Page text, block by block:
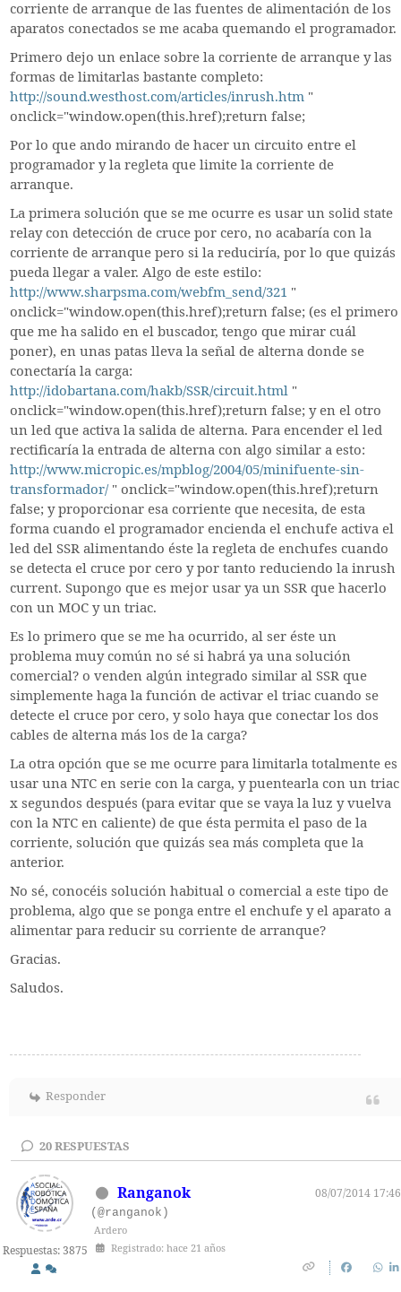
corriente de arranque de las fuentes de alimentación de los
aparatos conectados se me acaba quemando el programador.
Primero dejo un enlace sobre la corriente de arranque y las
formas de limitarlas bastante completo:
http://sound.westhost.com/articles/inrush.htm "
onclick="window.open(this.href);return false;
Por lo que ando mirando de hacer un circuito entre el
programador y la regleta que limite la corriente de
arranque.
La primera solución que se me ocurre es usar un solid state
relay con detección de cruce por cero, no acabaría con la
corriente de arranque pero si la reduciría, por lo que quizás
pueda llegar a valer. Algo de este estilo:
http://www.sharpsma.com/webfm_send/321 "
onclick="window.open(this.href);return false; (es el primero
que me ha salido en el buscador, tengo que mirar cuál
poner), en unas patas lleva la señal de alterna donde se
conectaría la carga:
http://idobartana.com/hakb/SSR/circuit.html "
onclick="window.open(this.href);return false; y en el otro
un led que activa la salida de alterna. Para encender el led
rectificaría la entrada de alterna con algo similar a esto:
http://www.micropic.es/mpblog/2004/05/minifuente-sin-
transformador/ " onclick="window.open(this.href);return
false; y proporcionar esa corriente que necesita, de esta
forma cuando el programador encienda el enchufe activa el
led del SSR alimentando éste la regleta de enchufes cuando
se detecta el cruce por cero y por tanto reduciendo la inrush
current. Supongo que es mejor usar ya un SSR que hacerlo
con un MOC y un triac.
Es lo primero que se me ha ocurrido, al ser éste un
problema muy común no sé si habrá ya una solución
comercial? o venden algún integrado similar al SSR que
simplemente haga la función de activar el triac cuando se
detecte el cruce por cero, y solo haya que conectar los dos
cables de alterna más los de la carga?
La otra opción que se me ocurre para limitarla totalmente es
usar una NTC en serie con la carga, y puentearla con un triac
x segundos después (para evitar que se vaya la luz y vuelva
con la NTC en caliente) de que ésta permita el paso de la
corriente, solución que quizás sea más completa que la
anterior.
No sé, conocéis solución habitual o comercial a este tipo de
problema, algo que se ponga entre el enchufe y el aparato a
alimentar para reducir su corriente de arranque?
Gracias.
Saludos.
Responder
20RESPUESTAS
Respuestas: 3875
Ranganok
08/07/2014 17:46
(@ranganok)
Ardero
Registrado: hace 21 años